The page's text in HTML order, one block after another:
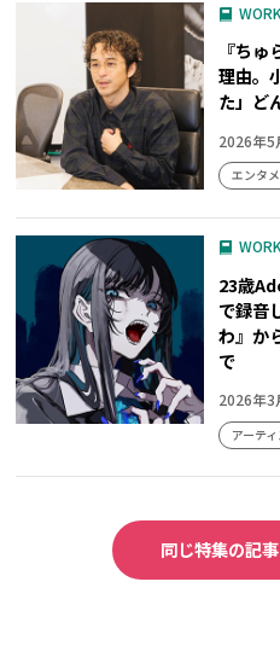
『ち
理由。
た」ど
2026年5
エンタメ
23歳
で録音
わ』か
で
2026年3
アーテ
同じ特集の記